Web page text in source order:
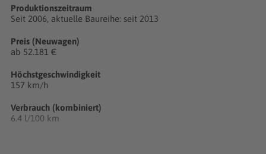
Produktionszeitraum
Seit 2006, aktuelle Baureihe: seit 2013
Preis (Neuwagen)
ab 52.181 €
Höchstgeschwindigkeit
157 km/h
Verbrauch (kombiniert)
6.4 l/100 km